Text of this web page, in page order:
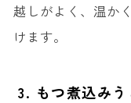
越しがよく、温か
けます。
3. もつ煮込みう